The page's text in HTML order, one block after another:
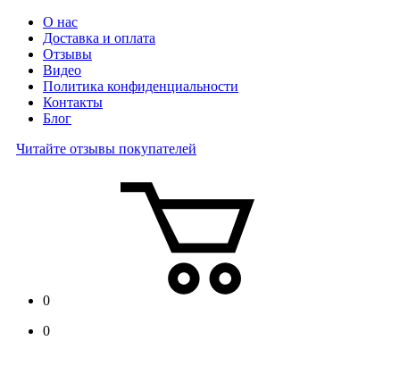
О нас
Доставка и оплата
Отзывы
Видео
Политика конфиденциальности
Контакты
Блог
Читайте отзывы покупателей
0
0